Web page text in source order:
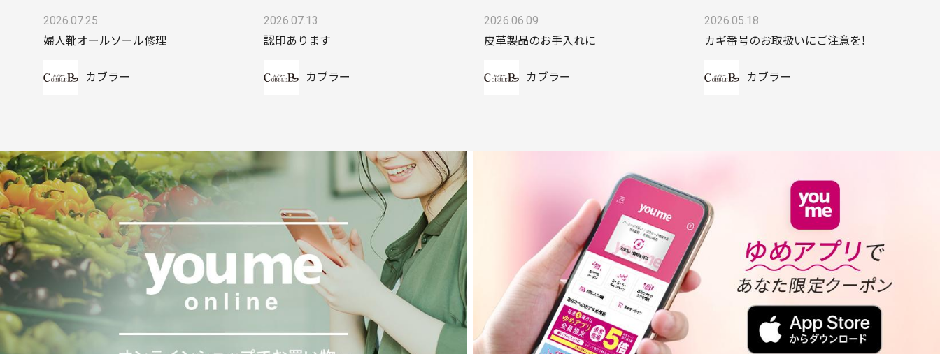
2026.07.25
婦人靴オールソール修理
カブラー
2026.07.13
認印あります
カブラー
2026.06.09
皮革製品のお手入れに
カブラー
2026.05.18
カギ番号のお取扱いにご注意を！
カブラー